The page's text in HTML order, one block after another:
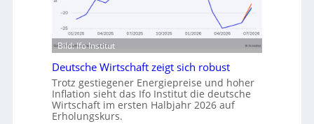
u
s
t
r
i
e
ü
r
n
a
c
Bild: Ifo Institut
Deutsche Wirtschaft zeigt sich robust
Trotz gestiegener Energiepreise und hoher
Inflation sieht das Ifo Institut die deutsche
Wirtschaft im ersten Halbjahr 2026 auf
Erholungskurs.